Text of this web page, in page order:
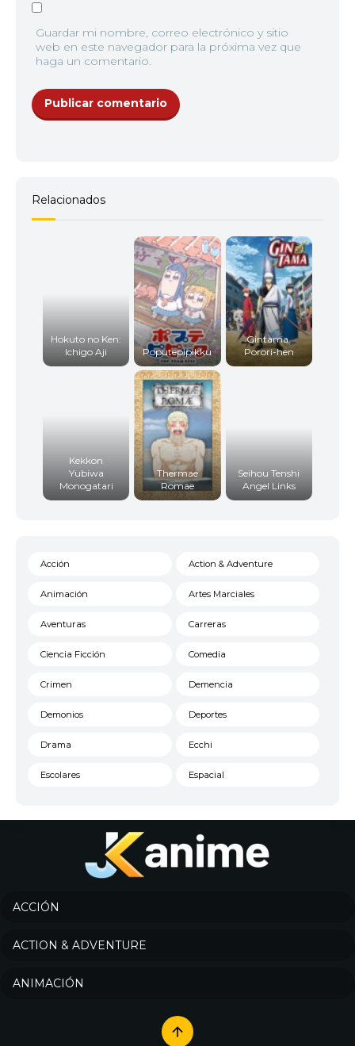
Guardar mi nombre, correo electrónico y sitio
web en este navegador para la próxima vez que
haga un comentario.
Relacionados
Hokuto no Ken:
Ichigo Aji
Poputepipikku
Gintama.
Porori-hen
Kekkon
Yubiwa
Monogatari
Thermae
Romae
Seihou Tenshi
Angel Links
Acción Action & Adventure
Animación Artes Marciales
Aventuras Carreras
Ciencia Ficción Comedia
Crimen Demencia
Demonios Deportes
Drama Ecchi
Escolares Espacial
Historico
Josei
Música
ACCIÓN
ACTION & ADVENTURE
ANIMACIÓN